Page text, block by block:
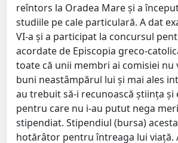
reîntors la Oradea Mare şi a
studiile pe cale particulară. A dat
VI-a şi a participat la concursul
acordate de Episcopia greco-
toate că unii membri ai comisiei nu
buni neastâmpărul lui şi mai ales
au trebuit să-i recunoască ştiinţa
pentru care nu i-au putut nega
stipendiat. Stipendiul (bursa)
hotărâtor pentru întreaga lui viaţă.